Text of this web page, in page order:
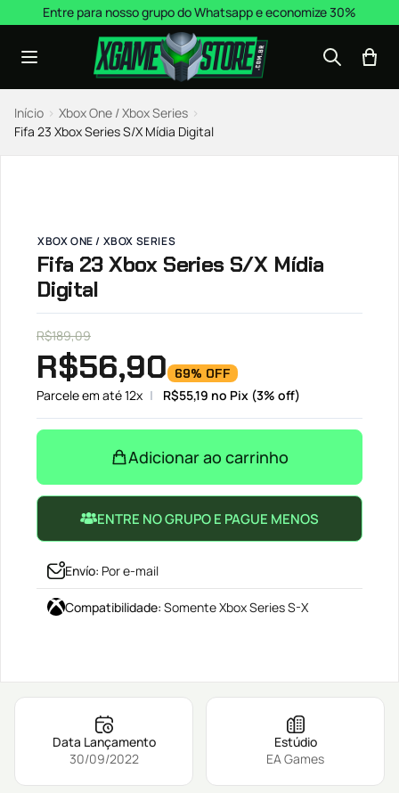
Pular para o conteúdo
Entre para nosso grupo do Whatsapp e economize 30%
Início › Xbox One / Xbox Series ›
Fifa 23 Xbox Series S/X Mídia Digital
XBOX ONE / XBOX SERIES
Fifa 23 Xbox Series S/X Mídia
Digital
R$189,09
R$56,90 69% OFF
Parcele em até 12x R$55,19 no Pix (3% off)
Adicionar ao carrinho
ENTRE NO GRUPO E PAGUE MENOS
Envío: Por e-mail
Compatibilidade: Somente Xbox Series S-X
Data Lançamento
30/09/2022
Estúdio
EA Games